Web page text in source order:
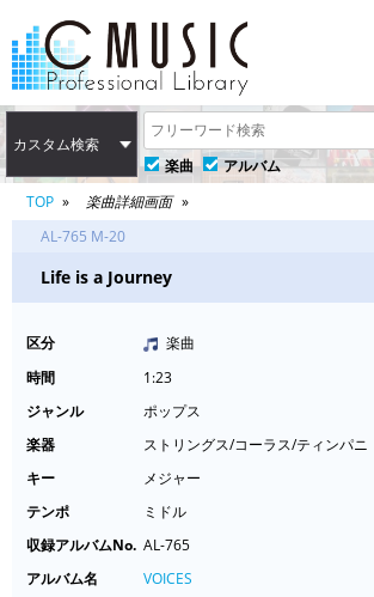
カスタム検索
楽曲
アルバム
TOP
楽曲詳細画面
AL-765 M-20
Life is a Journey
区分
楽曲
時間
1:23
ジャンル
ポップス
楽器
ストリングス/コーラス/ティンパニ
キー
メジャー
テンポ
ミドル
収録アルバムNo. AL-765
アルバム名
VOICES